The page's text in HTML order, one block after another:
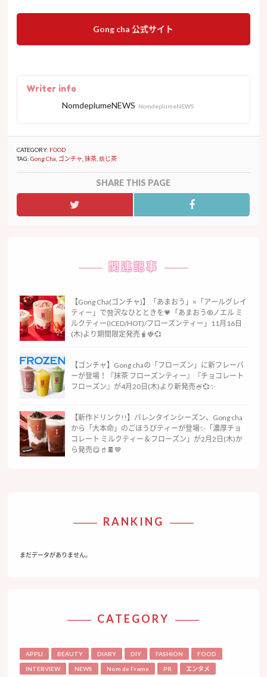
Gong cha 公式サイト
Writer info
NomdeplumeNEWS NomdeplumeNEWS
CATEGORY: FOOD
TAG: Gong Cha, ゴンチャ,抹茶,焙じ茶
SHARE THIS PAGE
関連記事
【Gong Cha(ゴンチャ)】「あまおう」×「アールグレイ
ティー」で贅沢なひとときを💗「あまおう®ノエル ミ
ルクティー(ICED/HOT)/フローズンティー」11月16日
(木)より期間限定発売🧋🍓💞
【ゴンチャ】Gong chaの「フローズン」に新フレーバ
ーが登場！『抹茶 フローズンティー』『チョコレート
フローズン』が4月20日(木)より新発売🍧💞✨
【新作ドリンク!!】バレンタインシーズン、Gong cha
から「大本命」のごほうびティーが登場✨「濃厚チョ
コレート ミルクティー＆フローズン」が2月2日(木)か
ら発売😋🥤🍫🤎
RANKING
まだデータがありません。
CATEGORY
APPLI BEAUTY DIARY DIY FASHION FOOD
INTERVIEW NEWS Nom de Frame PR エンタメ